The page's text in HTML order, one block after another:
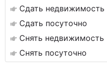
Сдать недвижимость
Сдать посуточно
Снять недвижимость
Снять посуточно